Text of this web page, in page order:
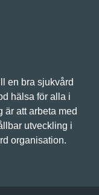
en bra sjukvård
hälsa för alla i
är att arbeta med
utveckling i
organisation.